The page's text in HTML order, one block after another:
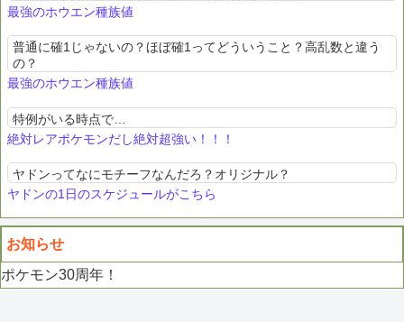
最強のホウエン種族値
普通に確1じゃないの？ほぼ確1ってどういうこと？高乱数と違う
の？
最強のホウエン種族値
特例がいる時点で…
絶対レアポケモンだし絶対超強い！！！
ヤドンってなにモチーフなんだろ？オリジナル？
ヤドンの1日のスケジュールがこちら
お知らせ
ポケモン30周年！